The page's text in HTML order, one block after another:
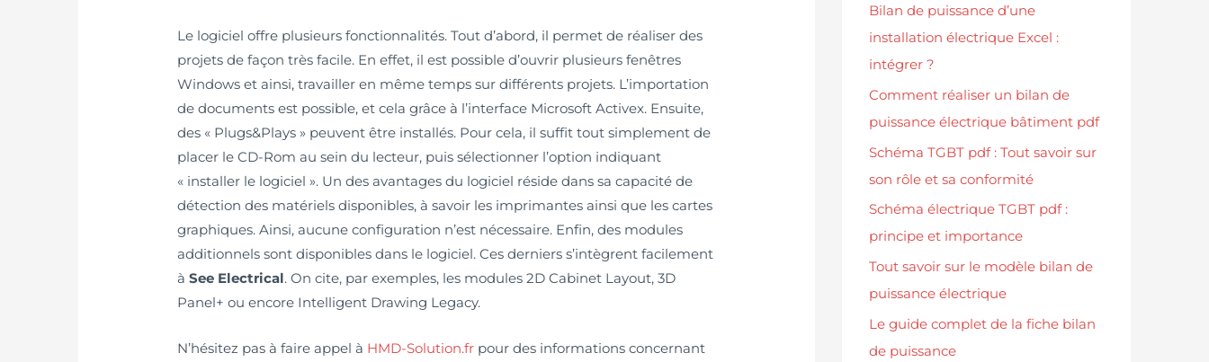
Le logiciel offre plusieurs fonctionnalités. Tout d’abord, il permet de réaliser des
projets de façon très facile. En effet, il est possible d’ouvrir plusieurs fenêtres
Windows et ainsi, travailler en même temps sur différents projets. L’importation
de documents est possible, et cela grâce à l’interface Microsoft Activex. Ensuite,
des « Plugs&Plays » peuvent être installés. Pour cela, il suffit tout simplement de
placer le CD-Rom au sein du lecteur, puis sélectionner l’option indiquant
« installer le logiciel ». Un des avantages du logiciel réside dans sa capacité de
détection des matériels disponibles, à savoir les imprimantes ainsi que les cartes
graphiques. Ainsi, aucune configuration n’est nécessaire. Enfin, des modules
additionnels sont disponibles dans le logiciel. Ces derniers s’intègrent facilement
àSee Electrical. On cite, par exemples, les modules 2D Cabinet Layout, 3D
Panel+ ou encore Intelligent Drawing Legacy.
N’hésitez pas à faire appel à HMD-Solution.fr pour des informations concernant
Bilan de puissance d’une
installation électrique Excel :
intégrer ?
Comment réaliser un bilan de
puissance électrique bâtiment pdf
Schéma TGBT pdf : Tout savoir sur
son rôle et sa conformité
Schéma électrique TGBT pdf :
principe et importance
Tout savoir sur le modèle bilan de
puissance électrique
Le guide complet de la fiche bilan
de puissance